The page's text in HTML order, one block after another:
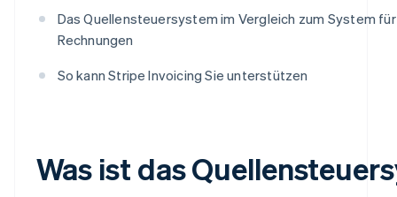
Das Quellensteuersystem im Vergleich zum System
Rechnungen
So kann Stripe Invoicing Sie unterstützen
Was ist das